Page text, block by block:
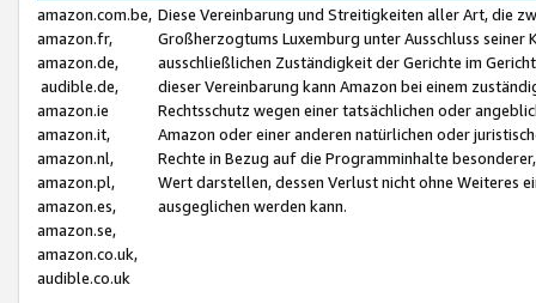
amazon.com.be,
amazon.fr,
amazon.de,
audible.de,
amazon.ie
amazon.it,
amazon.nl,
amazon.pl,
amazon.es,
amazon.se,
amazon.co.uk,
audible.co.uk
Diese Vereinbarung und Streitigkeiten aller Art, die
Großherzogtums Luxemburg unter Ausschluss
ausschließlichen Zuständigkeit der Gerichte im
dieser Vereinbarung kann Amazon bei einem
Rechtsschutz wegen einer tatsächlichen oder
Amazon oder einer anderen natürlichen oder
Rechte in Bezug auf die Programminhalte
Wert darstellen, dessen Verlust nicht ohne Weiteres
ausgeglichen werden kann.